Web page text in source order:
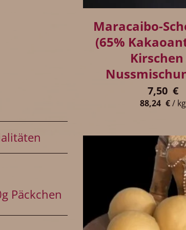
Päckchen
Maracaibo-
(65%
7,50 €
88,24 €/ kg